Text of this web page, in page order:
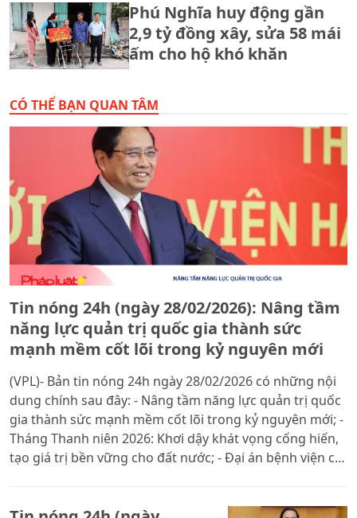
Phú Nghĩa huy động gần
2,9 tỷ đồng xây, sửa 58 mái
ấm cho hộ khó khăn
CÓ THỂ BẠN QUAN TÂM
Tin nóng 24h (ngày 28/02/2026): Nâng tầm
năng lực quản trị quốc gia thành sức
mạnh mềm cốt lõi trong kỷ nguyên mới
(VPL)- Bản tin nóng 24h ngày 28/02/2026 có những nội
dung chính sau đây: - Nâng tầm năng lực quản trị quốc
gia thành sức mạnh mềm cốt lõi trong kỷ nguyên mới; -
Tháng Thanh niên 2026: Khơi dậy khát vọng cống hiến,
tạo giá trị bền vững cho đất nước; - Đại án bệnh viện cơ
quân tại Australia, quyết tâm chinh phục Asian Cup